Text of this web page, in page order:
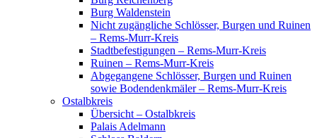
Burg Waldenstein
Nicht zugängliche Schlösser, Burgen und Ruinen
– Rems-Murr-Kreis
Stadtbefestigungen – Rems-Murr-Kreis
Ruinen – Rems-Murr-Kreis
Abgegangene Schlösser, Burgen und Ruinen
sowie Bodendenkmäler – Rems-Murr-Kreis
Ostalbkreis
Übersicht – Ostalbkreis
Palais Adelmann